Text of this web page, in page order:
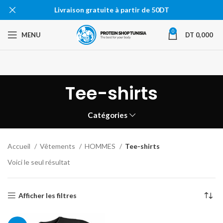
MENU 0 DT 0,000
Tee-shirts
Catégories
Accueil Vêtements HOMMES
Tee-shirts
Voici le seul résultat
Afficher les filtres
Livraison gratuite à partir de 50DT